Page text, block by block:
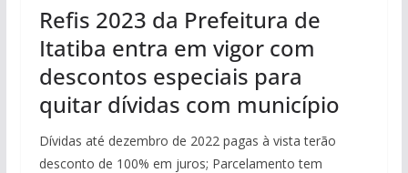
Refis 2023 da Prefeitura de
Itatiba entra em vigor com
descontos especiais para
quitar dívidas com município
Dívidas até dezembro de 2022 pagas à vista terão
desconto de 100% em juros; Parcelamento tem